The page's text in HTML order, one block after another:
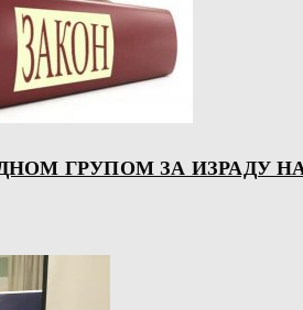
ГРУПОМ ЗА ИЗРАДУ